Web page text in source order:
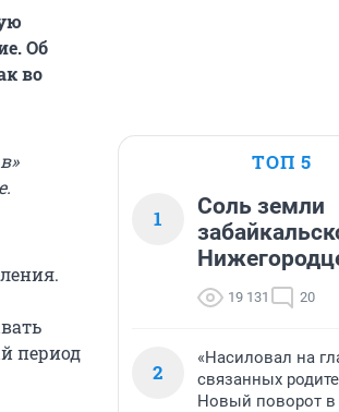
Об
во
период
ТОП 5
1
Соль земли
19 131 20
2
«Насиловал на
связанных
Новый поворот в